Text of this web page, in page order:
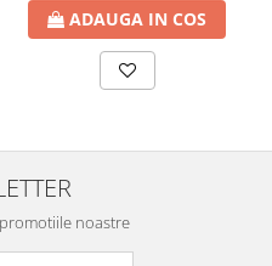
ADAUGA IN COS
noastre